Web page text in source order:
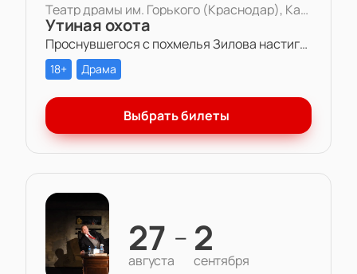
Театр драмы им. Горького (Краснодар), Камерная сцена
Утиная охота
Проснувшегося с похмелья Зилова настигает осознание того, что все, что он есть и все, что есть у него — бессмысленная игра. Игра в любовь, в справедливость, в дружбу, в успех.
18+ Драма
Выбрать билеты
27
августа
— 2
сентября